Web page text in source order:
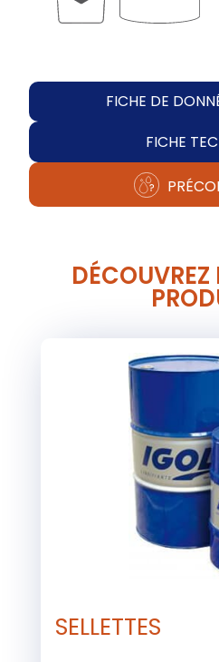
FICHE DE
FICHE
DÉCOUVREZ
SELLETTES